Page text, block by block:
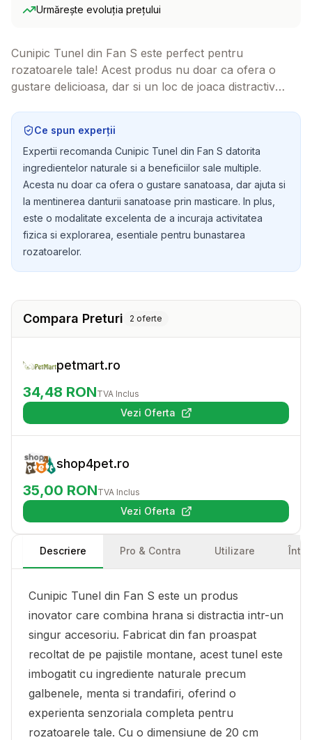
Urmărește evoluția prețului
Cunipic Tunel din Fan S este perfect pentru
rozatoarele tale! Acest produs nu doar ca ofera o
gustare delicioasa, dar si un loc de joaca distractiv
iepure sau un cobai, acest tunel va aduce bucurie in
cusca lor!
Ce spun experții
Expertii recomanda Cunipic Tunel din Fan S datorita
ingredientelor naturale si a beneficiilor sale multiple.
Acesta nu doar ca ofera o gustare sanatoasa, dar ajuta si
la mentinerea danturii sanatoase prin masticare. In plus,
este o modalitate excelenta de a incuraja activitatea
fizica si explorarea, esentiale pentru bunastarea
rozatoarelor.
Compara Preturi 2 oferte
petmart.ro
34,48 RONTVA Inclus
Vezi Oferta(se deschide într-o filă nouă)
shop4pet.ro
35,00 RONTVA Inclus
Vezi Oferta(se deschide într-o filă nouă)
Descriere Pro & Contra Utilizare
Cunipic Tunel din Fan S este un produs
inovator care combina hrana si distractia intr-un
singur accesoriu. Fabricat din fan proaspat
recoltat de pe pajistile montane, acest tunel este
imbogatit cu ingrediente naturale precum
galbenele, menta si trandafiri, oferind o
experienta senzoriala completa pentru
rozatoarele tale. Cu o dimensiune de 20 cm